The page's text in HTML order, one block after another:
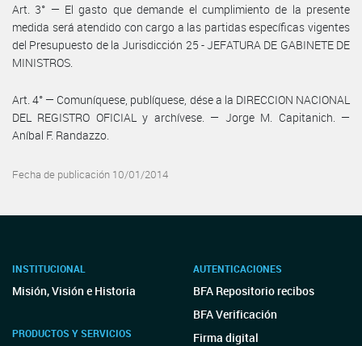
Art. 3° — El gasto que demande el cumplimiento de la presente
medida será atendido con cargo a las partidas específicas vigentes
del Presupuesto de la Jurisdicción 25 - JEFATURA DE GABINETE DE
MINISTROS.
Art. 4° — Comuníquese, publíquese, dése a la DIRECCION NACIONAL
DEL REGISTRO OFICIAL y archívese. — Jorge M. Capitanich. —
Aníbal F. Randazzo.
Fecha de publicación 10/01/2014
INSTITUCIONAL
Misión, Visión e Historia
PRODUCTOS Y SERVICIOS
AUTENTICACIONES
BFA Repositorio recibos
BFA Verificación
Firma digital